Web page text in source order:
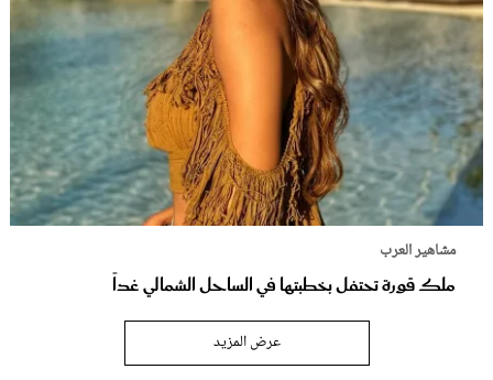
مشاهير العرب
ملك قورة تحتفل بخطبتها في الساحل الشمالي غداً
عرض المزيد